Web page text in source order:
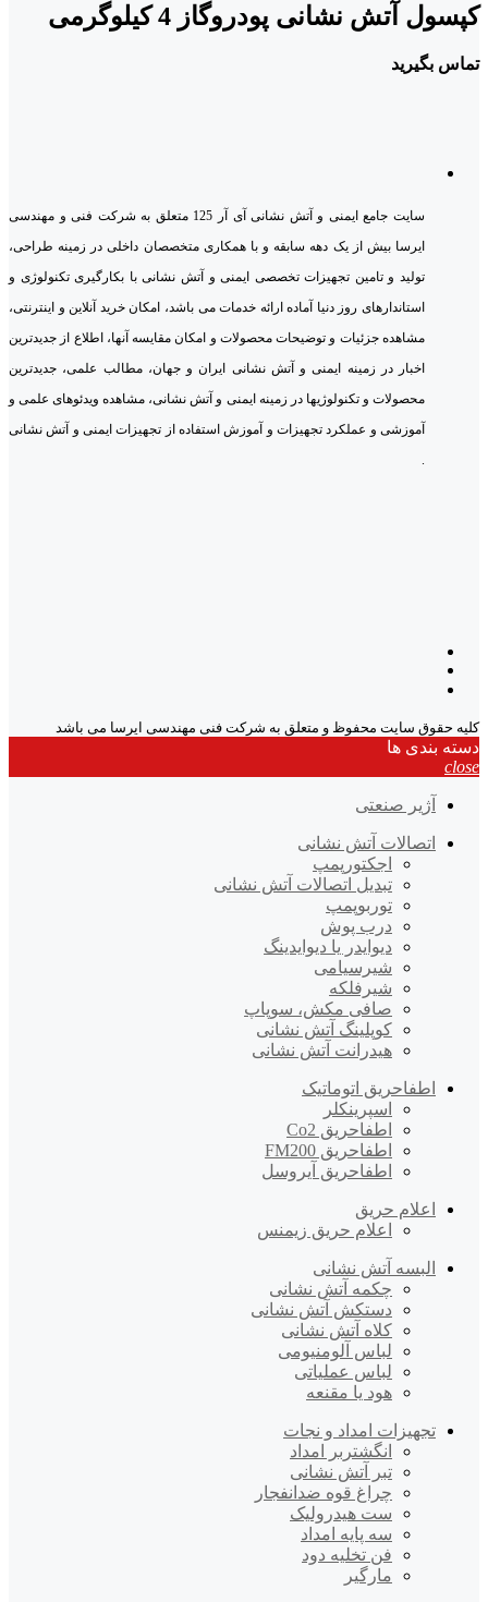
کپسول آتش نشانی پودروگاز 4 کیلوگرمی
تماس بگیرید
سایت جامع ایمنی و آتش نشانی آی آر 125 متعلق به شرکت فنی و مهندسی
ایرسا بیش از یک دهه سابقه و با همکاری متخصصان داخلی در زمینه طراحی،
تولید و تامین تجهیزات تخصصی ایمنی و آتش نشانی با بکارگیری تکنولوژی و
استاندارهای روز دنیا آماده ارائه خدمات می باشد، امکان خرید آنلاین و اینترنتی،
مشاهده جزئیات و توضیحات محصولات و امکان مقایسه آنها، اطلاع از جدیدترین
اخبار در زمینه ایمنی و آتش نشانی ایران و جهان، مطالب علمی، جدیدترین
محصولات و تکنولوژیها در زمینه ایمنی و آتش نشانی، مشاهده ویدئوهای علمی و
آموزشی و عملکرد تجهیزات و آموزش استفاده از تجهیزات ایمنی و آتش نشانی
کلیه حقوق سایت محفوظ و متعلق به شرکت فنی مهندسی ایرسا می باشد
دسته بندی ها
close
آژیر صنعتی
اتصالات آتش نشانی
اجکتورپمپ
تبدیل اتصالات آتش نشانی
توربوپمپ
درب پوش
دیوایدر یا دیوایدینگ
شیرسیامی
شیرفلکه
صافی مکش، سوپاپ
کوپلینگ آتش نشانی
هیدرانت آتش نشانی
اطفاحریق اتوماتیک
اسپرینکلر
اطفاحریق Co2
اطفاحریق FM200
اطفاحریق آیروسل
اعلام حریق
اعلام حریق زیمنس
البسه آتش نشانی
چکمه آتش نشانی
دستکش آتش نشانی
کلاه آتش نشانی
لباس آلومنیومی
لباس عملیاتی
هود یا مقنعه
تجهیزات امداد و نجات
انگشتربر امداد
تبر آتش نشانی
چراغ قوه ضدانفجار
ست هیدرولیک
سه پایه امداد
فن تخلیه دود
مارگیر